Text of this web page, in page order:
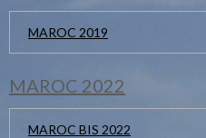
MAROC 2019
MAROC 2022
MAROC BIS 2022